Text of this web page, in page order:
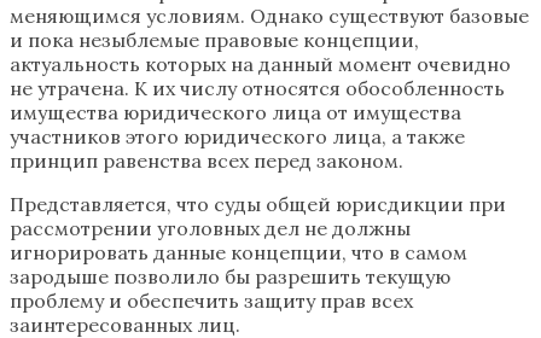
меняющимся условиям. Однако существуют базовые
и пока незыблемые правовые концепции,
актуальность которых на данный момент очевидно
не утрачена. К их числу относятся обособленность
имущества юридического лица от имущества
участников этого юридического лица, а также
принцип равенства всех перед законом.
Представляется, что суды общей юрисдикции при
рассмотрении уголовных дел не должны
игнорировать данные концепции, что в самом
зародыше позволило бы разрешить текущую
проблему и обеспечить защиту прав всех
заинтересованных лиц.